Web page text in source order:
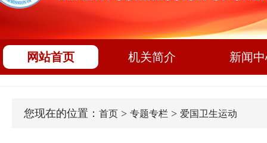
网站首页 机关简介 新闻
您现在的位置： 首页 > 专题专栏 > 爱国卫生运动